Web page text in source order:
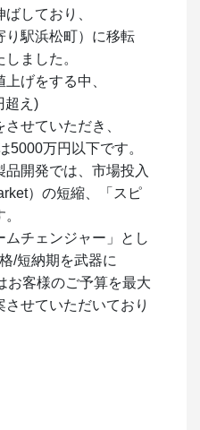
しており、
り駅浜松町）に移転
ました。
げをする中、
超え)
せていただき、
5000万円以下です。
開発では、市場投入
）の短縮、「スピ
ムチェンジャー」とし
/短納期を武器に
お客様のご予算を最大
せていただいており